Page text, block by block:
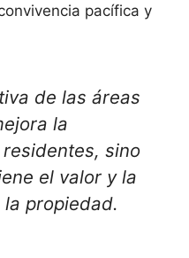
pacífica y
de las áreas
la
sino
el valor y la
propiedad.